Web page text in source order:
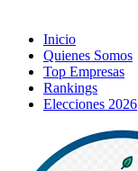
Inicio
Quienes Somos
Top Empresas
Rankings
Elecciones 2026